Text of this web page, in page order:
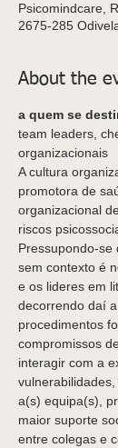
Psicomindcare,
2675-285
About the
a quem se
team leaders,
organizacionais
A cultura
promotora de
organizacional
riscos
Pressupondo-se
sem contexto é
e os lideres em
decorrendo daí
procedimentos
compromissos
interagir com a
a(s) equipa(s),
maior suporte
entre colegas e